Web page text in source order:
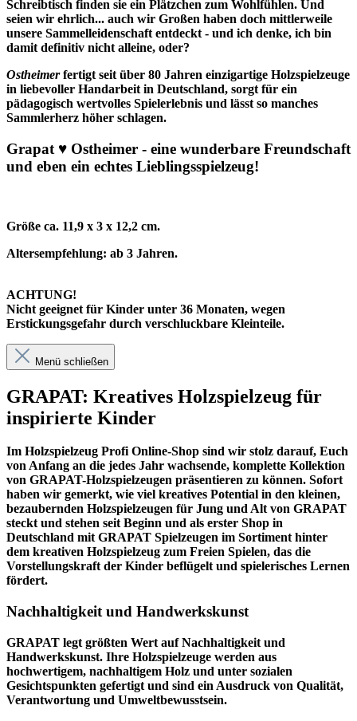
Schreibtisch finden sie ein Plätzchen zum Wohlfühlen. Und
seien wir ehrlich... auch wir Großen haben doch mittlerweile
unsere Sammelleidenschaft entdeckt - und ich denke, ich bin
damit definitiv nicht alleine, oder?
Ostheimerfertigt seit über 80 Jahren einzigartige Holzspielzeuge
in liebevoller Handarbeit in Deutschland, sorgt für ein
pädagogisch wertvolles Spielerlebnis und lässt so manches
Sammlerherz höher schlagen.
Grapat ♥ Ostheimer - eine wunderbare Freundschaft
und eben ein echtes Lieblingsspielzeug!
Größe ca. 11,9 x 3 x 12,2 cm.
Altersempfehlung: ab 3 Jahren.
ACHTUNG!
Nicht geeignet für Kinder unter 36 Monaten, wegen
Erstickungsgefahr durch verschluckbare Kleinteile.
Menü schließen
GRAPAT: Kreatives Holzspielzeug für
inspirierte Kinder
Im Holzspielzeug ProfiOnline-Shop sind wir stolz darauf, Euch
von Anfang an die jedes Jahr wachsende, komplette Kollektion
von GRAPAT-Holzspielzeugen präsentieren zu können. Sofort
haben wir gemerkt, wie viel kreatives Potential in den kleinen,
bezaubernden Holzspielzeugen für Jung und Alt von GRAPAT
steckt und stehen seit Beginn und als erster Shop in
Deutschland mit GRAPAT Spielzeugen im Sortiment hinter
dem kreativen Holzspielzeug zum Freien Spielen, das die
Vorstellungskraft der Kinder beflügelt und spielerisches Lernen
fördert.
Nachhaltigkeit und Handwerkskunst
GRAPAT legt größten Wert auf Nachhaltigkeit und
Handwerkskunst. Ihre Holzspielzeuge werden aus
hochwertigem, nachhaltigem Holz und unter sozialen
Gesichtspunkten gefertigt und sind ein Ausdruck von Qualität,
Verantwortung und Umweltbewusstsein.